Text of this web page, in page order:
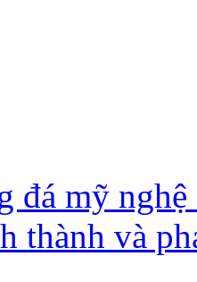
đá mỹ
thành và